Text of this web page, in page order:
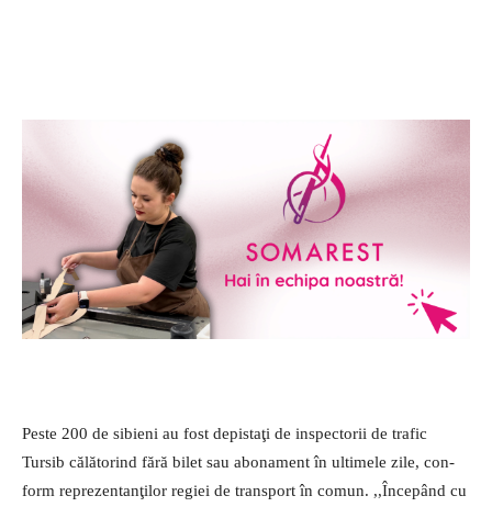
Peste 200 de sibieni au fost depistaţi de inspectorii de trafic
Tursib călătorind fără bilet sau abonament în ultimele zile, con­
form reprezentanţilor regiei de transport în comun. ,,Înce­pând cu